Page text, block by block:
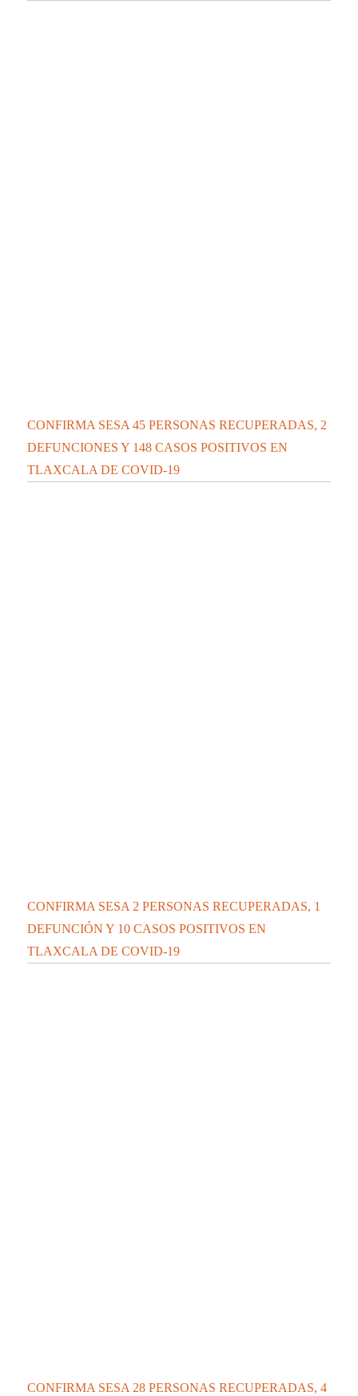
CONFIRMA SESA 45 PERSONAS RECUPERADAS, 2
DEFUNCIONES Y 148 CASOS POSITIVOS EN
TLAXCALA DE COVID-19
CONFIRMA SESA 2 PERSONAS RECUPERADAS, 1
DEFUNCIÓN Y 10 CASOS POSITIVOS EN
TLAXCALA DE COVID-19
CONFIRMA SESA 28 PERSONAS RECUPERADAS, 4